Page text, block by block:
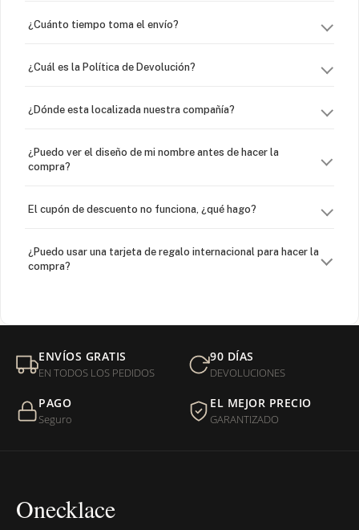
¿Cuánto tiempo toma el envío?
¿Cuál es la Política de Devolución?
¿Dónde esta localizada nuestra compañía?
¿Puedo ver el diseño de mi nombre antes de hacer la
compra?
El cupón de descuento no funciona, ¿qué hago?
¿Puedo usar una tarjeta de regalo internacional para hacer la
compra?
Mi orden fue devuelta por USPS, ¿qué hago para que sea
entregada?
¿Sus productos son libres de níquel?
ENVÍOS GRATIS
EN TODOS LOS PEDIDOS
90 DÍAS
DEVOLUCIONES
PAGO
Seguro
EL MEJOR PRECIO
GARANTIZADO
Onecklace